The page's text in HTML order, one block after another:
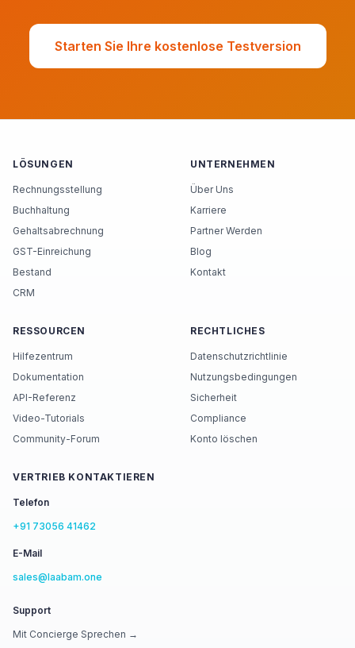
Starten Sie Ihre kostenlose Testversion
LÖSUNGEN
Rechnungsstellung
Buchhaltung
Gehaltsabrechnung
GST-Einreichung
Bestand
CRM
UNTERNEHMEN
Über Uns
Karriere
Partner Werden
Blog
Kontakt
RESSOURCEN
Hilfezentrum
Dokumentation
API-Referenz
Video-Tutorials
Community-Forum
RECHTLICHES
Datenschutzrichtlinie
Nutzungsbedingungen
Sicherheit
Compliance
Konto löschen
VERTRIEB KONTAKTIEREN
Telefon
+91 73056 41462
E-Mail
sales@laabam.one
Support
Mit Concierge Sprechen →